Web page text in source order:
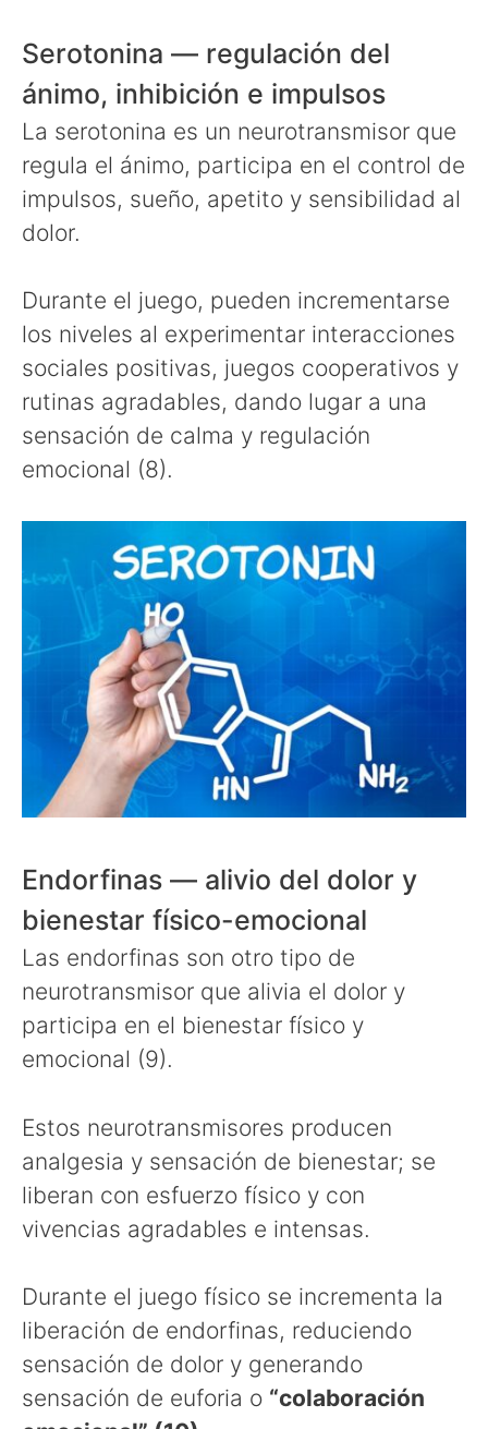
Serotonina — regulación del
ánimo, inhibición e impulsos
La serotonina es un neurotransmisor que
regula el ánimo, participa en el control de
impulsos, sueño, apetito y sensibilidad al
dolor.
Durante el juego, pueden incrementarse
los niveles al experimentar interacciones
sociales positivas, juegos cooperativos y
rutinas agradables, dando lugar a una
sensación de calma y regulación
emocional (8).
Endorfinas — alivio del dolor y
bienestar físico-emocional
Las endorfinas son otro tipo de
neurotransmisor que alivia el dolor y
participa en el bienestar físico y
emocional (9).
Estos neurotransmisores producen
analgesia y sensación de bienestar; se
liberan con esfuerzo físico y con
vivencias agradables e intensas.
Durante el juego físico se incrementa la
liberación de endorfinas, reduciendo
sensación de dolor y generando
sensación de euforia o “colaboración